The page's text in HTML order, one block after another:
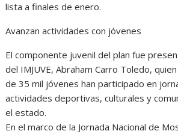
lista a finales de enero.
Avanzan actividades con jóvenes
El componente juvenil del plan fue
del IMJUVE, Abraham Carro Toledo,
de 35 mil jóvenes han participado en
actividades deportivas, culturales y
el estado.
En el marco de la Jornada Nacional de